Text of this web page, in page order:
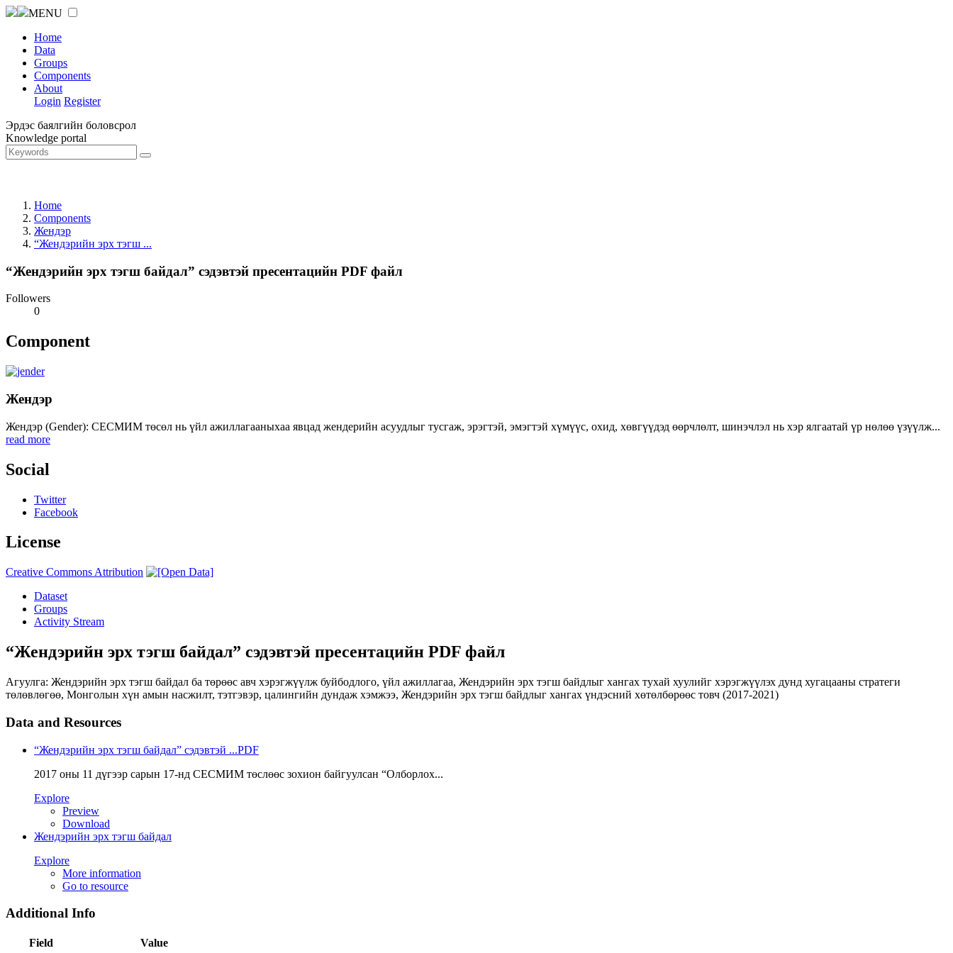
MENU
Home
Data
Groups
Components
About
Login Register
Эрдэс баялгийн боловсрол
Knowledge portal
Home
Components
Жендэр
“Жендэрийн эрх тэгш ...
“Жендэрийн эрх тэгш байдал” сэдэвтэй пресентацийн PDF файл
Followers
0
Component
Жендэр
Жендэр (Gender): СЕСМИМ төсөл нь үйл ажиллагааныхаа явцад жендерийн асуудлыг тусгаж, эрэгтэй, эмэгтэй хүмүүс, охид, хөвгүүдэд өөрчлөлт, шинэчлэл нь хэр ялгаатай үр нөлөө үзүүлж...
read more
Social
Twitter
Facebook
License
Creative Commons Attribution
Dataset
Groups
Activity Stream
“Жендэрийн эрх тэгш байдал” сэдэвтэй пресентацийн PDF файл
Агуулга: Жендэрийн эрх тэгш байдал ба төрөөс авч хэрэгжүүлж буйбодлого, үйл ажиллагаа, Жендэрийн эрх тэгш байдлыг хангах тухай хуулийг хэрэгжүүлэх дунд хугацааны стратеги
төлөвлөгөө, Монголын хүн амын насжилт, тэтгэвэр, цалингийн дундаж хэмжээ, Жендэрийн эрх тэгш байдлыг хангах үндэсний хөтөлбөрөөс товч (2017-2021)
Data and Resources
“Жендэрийн эрх тэгш байдал” сэдэвтэй ...PDF
2017 оны 11 дүгээр сарын 17-нд СЕСМИМ төслөөс зохион байгуулсан “Олборлох...
Explore
Preview
Download
Жендэрийн эрх тэгш байдал
Explore
More information
Go to resource
Additional Info
Field
Value